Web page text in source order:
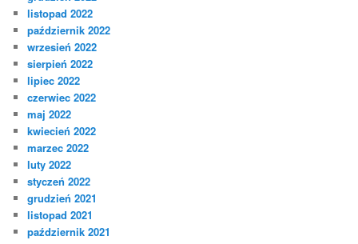
listopad 2022
październik 2022
wrzesień 2022
sierpień 2022
lipiec 2022
czerwiec 2022
maj 2022
kwiecień 2022
marzec 2022
luty 2022
styczeń 2022
grudzień 2021
listopad 2021
październik 2021